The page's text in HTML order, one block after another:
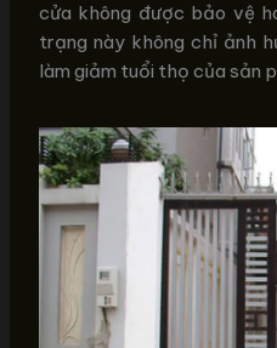
cửa không được bảo vệ
trạng này không chỉ ảnh
làm giảm tuổi thọ của sản